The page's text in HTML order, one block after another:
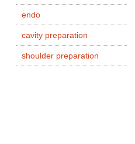
endo
cavity preparation
shoulder preparation